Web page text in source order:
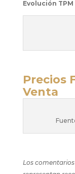
Evolución
Precios
Venta
Los comentarios